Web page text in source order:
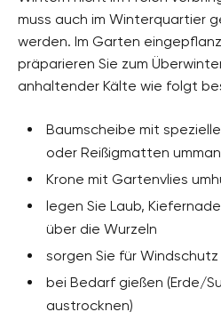
muss auch im Winterquartier
werden. Im Garten
präparieren Sie zum
anhaltender Kälte wie folgt
Baumscheibe mit
oder Reißigmatten
Krone mit Gartenvlies
legen Sie Laub,
über die Wurzeln
sorgen Sie für Windschutz
bei Bedarf gießen (Erde/
austrocknen)